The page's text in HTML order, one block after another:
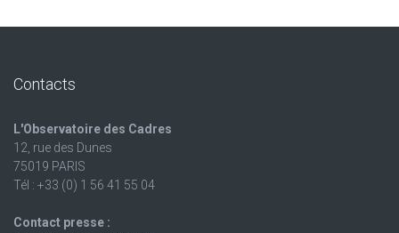
Contacts
L'Observatoire des Cadres
12, rue des Dunes
75019 PARIS
Tél : +33 (0) 1 56 41 55 04
Contact presse :